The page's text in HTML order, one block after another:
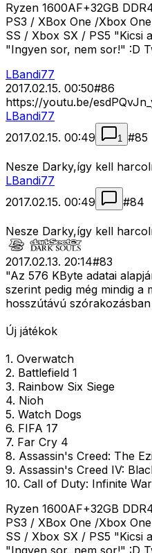
Ryzen 1600AF+32GB
PS3 / XBox One /Xbox
SS / Xbox SX / PS5 "Kicsi
"Ingyen sor, nem sor!" :D
LBandi77
2017.02.15. 00:50#86
https://youtu.be/
LBandi77
2017.02.15. 00:49
1 #85
Nesze Darky,így kell
LBandi77
2017.02.15. 00:49
#84
Nesze Darky,így kell
2017.02.13. 20:14#83
"Az 576 KByte adatai
szerint pedig még mindig a
hosszútávú
Új játékok
1. Overwatch
2. Battlefield 1
3. Rainbow Six Siege
4. Nioh
5. Watch Dogs
6. FIFA 17
7. Far Cry 4
8. Assassin's Creed: The
9. Assassin's Creed IV:
10. Call of Duty: Infinite
Ryzen 1600AF+32GB
PS3 / XBox One /Xbox
SS / Xbox SX / PS5 "Kicsi